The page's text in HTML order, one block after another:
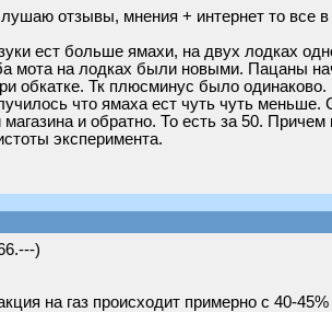
отзывы, мнения + интернет то все
ест больше ямахи, на двух лодках
мота на лодках были новыми. Пацаны
обкатке. Тк плюсминус было одинаково.
что ямаха ест чуть чуть меньше.
и обратно. То есть за 50.
эксперимента.
)
на газ происходит примерно с 40-